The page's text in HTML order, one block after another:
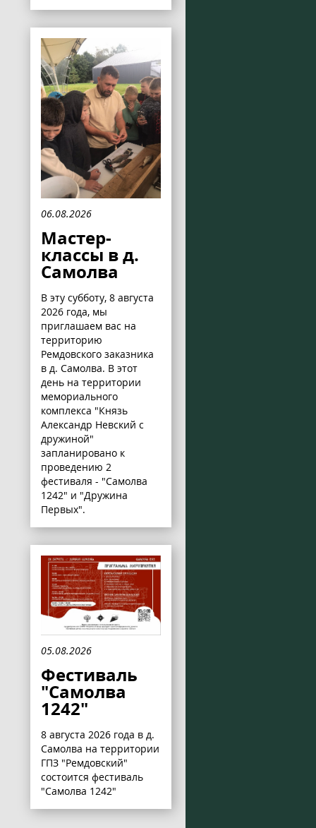
06.08.2026
Мастер-
классы в д.
Самолва
В эту субботу, 8 августа
2026 года, мы
приглашаем вас на
территорию
Ремдовского заказника
в д. Самолва. В этот
день на территории
мемориального
комплекса "Князь
Александр Невский с
дружиной"
запланировано к
проведению 2
фестиваля - "Самолва
1242" и "Дружина
Первых".
05.08.2026
Фестиваль
"Самолва
1242"
8 августа 2026 года в д.
Самолва на территории
ГПЗ "Ремдовский"
состоится фестиваль
"Самолва 1242"